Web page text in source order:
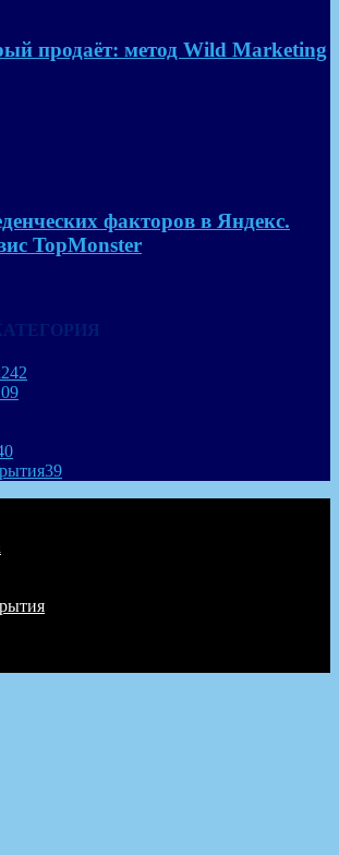
продаёт: метод Wild Marketing
факторов в Яндекс.
TopMonster
242
39